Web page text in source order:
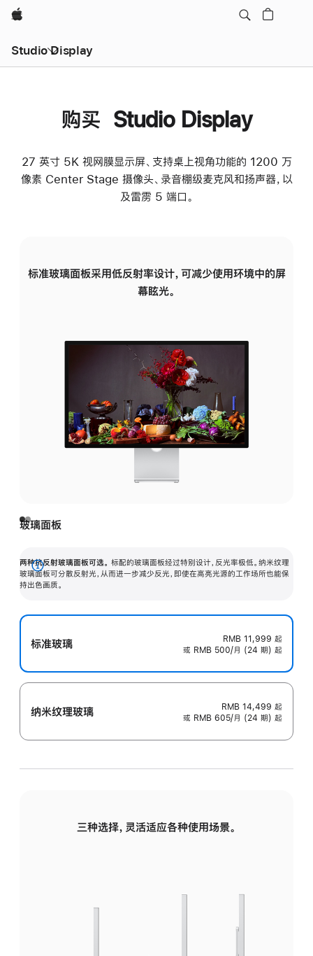
Apple
Studio Display
购买 Studio Display
27 英寸 5K 视网膜显示屏、支持桌上视角功能的 1200 万
像素 Center Stage 摄像头、录音棚级麦克风和扬声器，以
及雷雳 5 端口。
标准玻璃面板采用低反射率设计，可减少使用环境中的屏
幕眩光。
玻璃面板
两种抗反射玻璃面板可选。 标配的玻璃面板经过特别设计，反光率极低。纳米纹理
玻璃面板可分散反射光，从而进一步减少反光，即使在高亮光源的工作场所也能保
持出色画质。
展
开
标准玻璃 RMB 11,999 起
或 RMB 500/月 (24 期) 起
纳米纹理玻璃 RMB 14,499 起
或 RMB 605/月 (24 期) 起
三种选择，灵活适应各种使用场景。